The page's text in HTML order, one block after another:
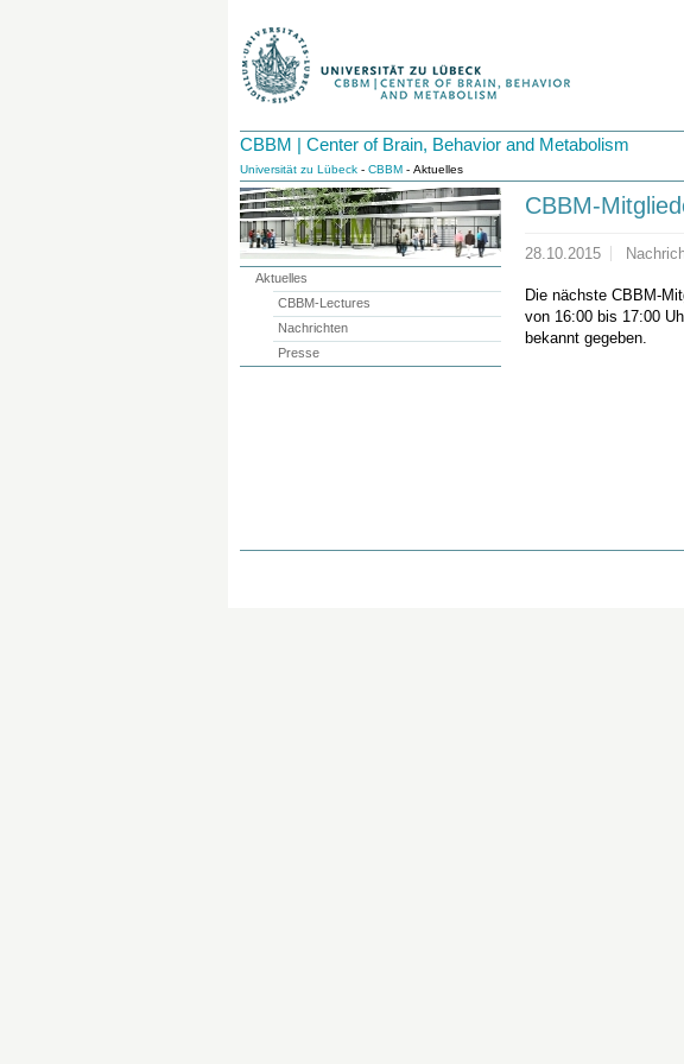
CBBM | Center of Brain, Behavior and Metabolism
Universität zu Lübeck - CBBM - Aktuelles
CBBM-
28.10.2015
Die nächste CBBM-
von 16:00 bis 17:00
bekannt gegeben.
Aktuelles
CBBM-Lectures
Nachrichten
Presse